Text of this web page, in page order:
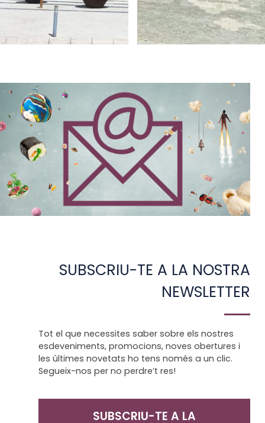
SUBSCRIU-TE A LA NOSTRA
NEWSLETTER
Tot el que necessites saber sobre els nostres
esdeveniments, promocions, noves obertures i
les últimes novetats ho tens només a un clic.
Segueix-nos per no perdre’t res!
SUBSCRIU-TE A LA